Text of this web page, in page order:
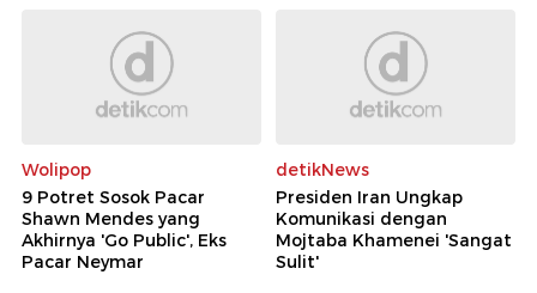
Wolipop
9 Potret Sosok Pacar
Shawn Mendes yang
Akhirnya 'Go Public', Eks
Pacar Neymar
detikNews
Presiden Iran Ungkap
Komunikasi dengan
Mojtaba Khamenei 'Sangat
Sulit'